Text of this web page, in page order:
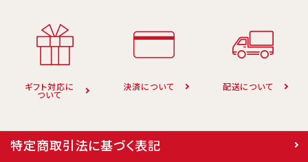
ギフト対応に
ついて
決済について 配送について
特定商取引法に基づく表記